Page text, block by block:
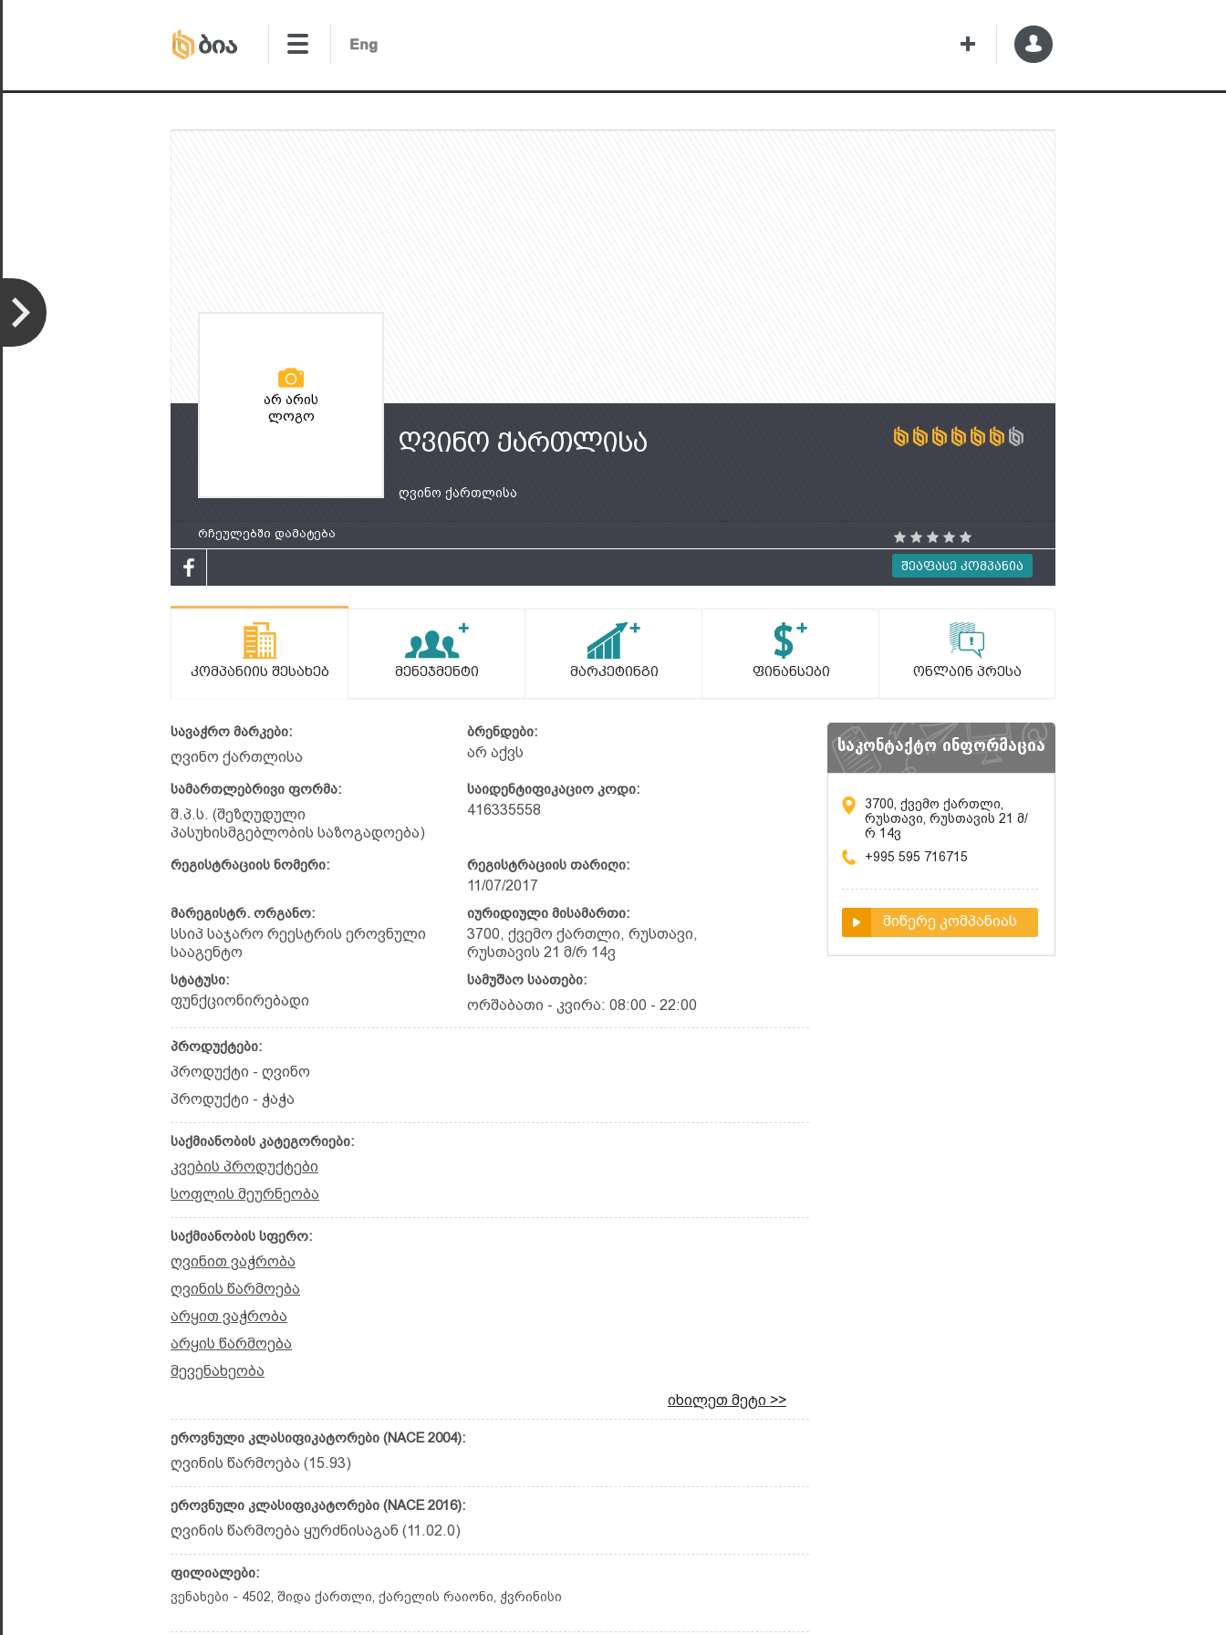
არ არის
ლოგო
ღვინო ქართლისა
ღვინო ქართლისა
Შეაფასე Კომპანია
რჩეულებში დამატება
Კომპანიის Შესახებ Მენეჯმენტი Მარკეტინგი Ფინანსები Ონლაინ Პრესა
სავაჭრო მარკები:
ღვინო ქართლისა
ბრენდები:
არ აქვს
სამართლებრივი ფორმა:
შ.პ.ს. (შეზღუდული
პასუხისმგებლობის საზოგადოება)
საიდენტიფიკაციო კოდი:
416335558
რეგისტრაციის ნომერი: რეგისტრაციის თარიღი:
11/07/2017
მარეგისტრ. ორგანო:
სსიპ საჯარო რეესტრის ეროვნული
სააგენტო
იურიდიული მისამართი:
3700, ქვემო ქართლი, რუსთავი,
რუსთავის 21 მ/რ 14ვ
სტატუსი:
ფუნქციონირებადი
სამუშაო საათები:
ორშაბათი - კვირა: 08:00 - 22:00
პროდუქტები:
პროდუქტი - ღვინო
პროდუქტი - ჭაჭა
საქმიანობის კატეგორიები:
კვების პროდუქტები
სოფლის მეურნეობა
საქმიანობის სფერო:
ღვინით ვაჭრობა
ღვინის წარმოება
არყით ვაჭრობა
არყის წარმოება
მევენახეობა
იხილეთ მეტი >>
ეროვნული კლასიფიკატორები (NACE 2004):
ღვინის წარმოება (15.93)
ეროვნული კლასიფიკატორები (NACE 2016):
ღვინის წარმოება ყურძნისაგან (11.02.0)
ფილიალები:
ვენახები - 4502, შიდა ქართლი, ქარელის რაიონი, ჭვრინისი
საკონტაქტო ინფორმაცია
3700, ქვემო ქართლი,
რუსთავი, რუსთავის 21 მ/
რ 14ვ
+995 595 716715
მიწერე კომპანიას